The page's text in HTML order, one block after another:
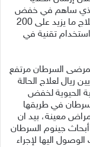
الذي ساهم في خفض
التكاليف الى ثلاثة ملايين ريال، مؤكدا، أن تم علاج ما يزيد على 200
استخدام تقنية في
السرطان مرتفع
ريال لعلاج الحالة
الحيوية لخفض
في طريقها
معينة، بيد ان
جينوم السرطان
اليها لإجراء